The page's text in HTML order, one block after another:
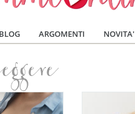
BLOG ARGOMENTI NOVITA'